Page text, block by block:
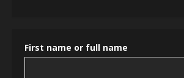
First name or full name